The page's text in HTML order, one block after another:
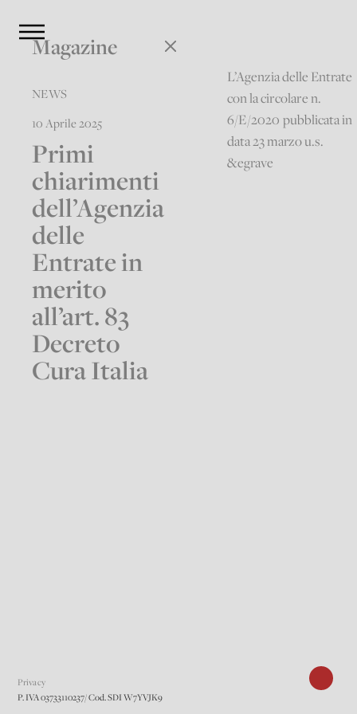
Privacy
P. IVA 03733110237/ Cod. SDI W7YVJK9
Magazine
NEWS
10 Aprile 2025
Primi
chiarimenti
dell’Agenzia
delle
Entrate in
merito
all’art. 83
Decreto
Cura Italia
L’Agenzia delle Entrate
con lacircolare n.
6/E/2020 pubblicata in
data 23 marzo u.s.
&egrave